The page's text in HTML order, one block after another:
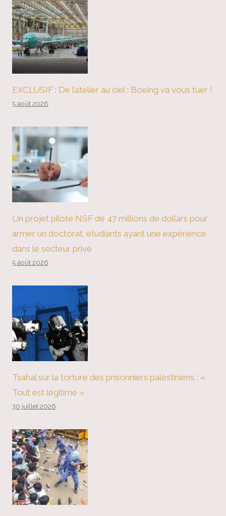
EXCLUSIF : De l’atelier au ciel : Boeing va vous tuer !
5 août 2026
Un projet pilote NSF de 47 millions de dollars pour
armer un doctorat. étudiants ayant une expérience
dans le secteur privé
5 août 2026
Tsahal sur la torture des prisonniers palestiniens : «
Tout est légitime »
30 juillet 2026